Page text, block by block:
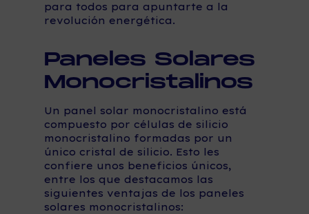
para todos para apuntarte a la
revolución energética.
Paneles Solares
Monocristalinos
Un panel solar monocristalino está
compuesto por células de silicio
monocristalino formadas por un
único cristal de silicio. Esto les
confiere unos beneficios únicos,
entre los que destacamos las
siguientes ventajas de los paneles
solares monocristalinos: